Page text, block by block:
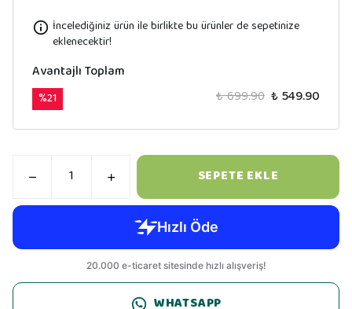
İncelediğiniz ürün ile birlikte bu ürünler de sepetinize
eklenecektir!
Avantajlı Toplam
%21 ₺ 699.90 ₺ 549.90
SEPETE EKLE
WHATSAPP